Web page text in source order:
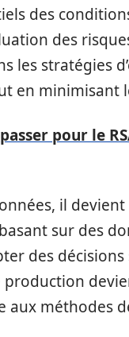
des
des
les stratégies
en minimisant
pour le
il
sur des
des
production
aux méthodes